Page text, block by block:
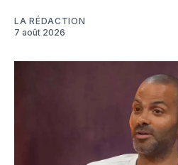
LA RÉDACTION
7 août 2026